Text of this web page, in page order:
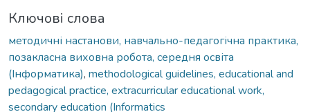
Ключові слова
методичні настанови, навчально-педагогічна практика,
позакласна виховна робота, середня освіта
(Інформатика), methodological guidelines, educational and
pedagogical practice, extracurricular educational work,
secondary education (Informatics